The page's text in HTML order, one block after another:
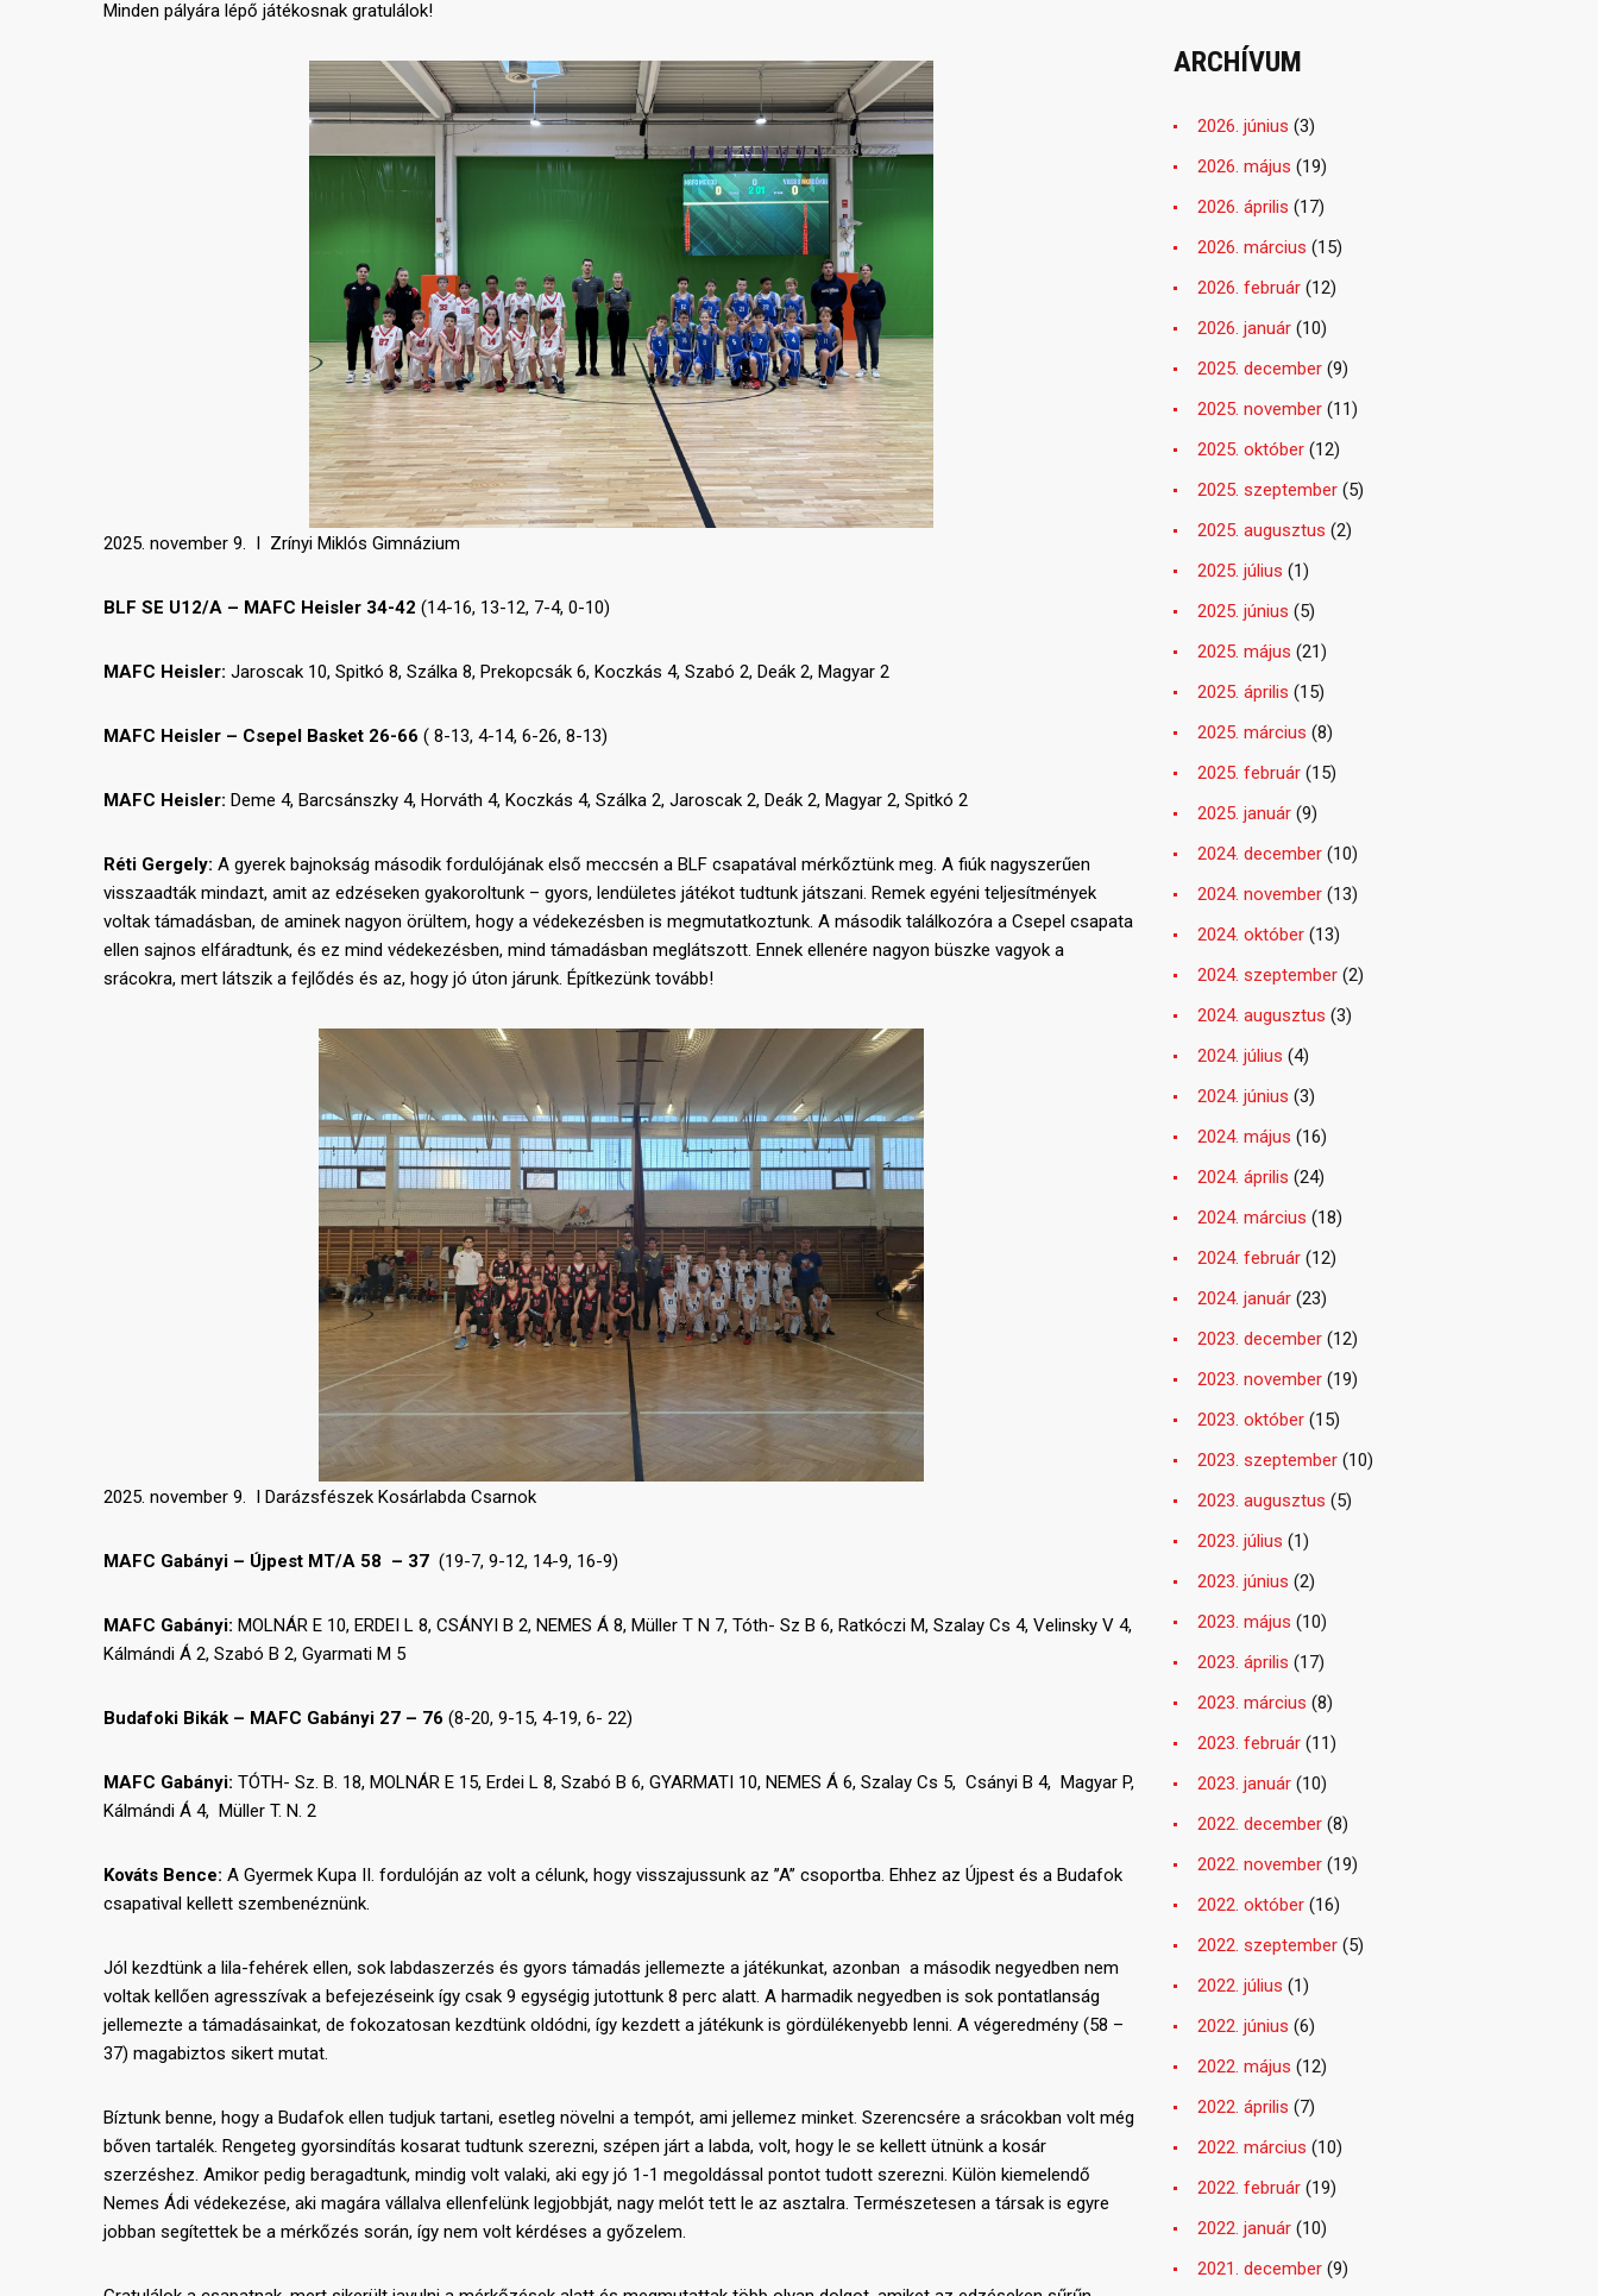
Minden pályára lépő játékosnak gratulálok!
2025. november 9. I Zrínyi Miklós Gimnázium
BLF SE U12/A – MAFC Heisler 34-42 (14-16, 13-12, 7-4, 0-10)
MAFC Heisler: Jaroscak 10, Spitkó 8, Szálka 8, Prekopcsák 6, Koczkás 4, Szabó 2, Deák 2, Magyar 2
MAFC Heisler – Csepel Basket 26-66 ( 8-13, 4-14, 6-26, 8-13)
MAFC Heisler: Deme 4, Barcsánszky 4, Horváth 4, Koczkás 4, Szálka 2, Jaroscak 2, Deák 2, Magyar 2, Spitkó 2
Réti Gergely: A gyerek bajnokság második fordulójának első meccsén a BLF csapatával mérkőztünk meg. A fiúk nagyszerűen
visszaadták mindazt, amit az edzéseken gyakoroltunk – gyors, lendületes játékot tudtunk játszani. Remek egyéni teljesítmények
voltak támadásban, de aminek nagyon örültem, hogy a védekezésben is megmutatkoztunk. A második találkozóra a Csepel csapata
ellen sajnos elfáradtunk, és ez mind védekezésben, mind támadásban meglátszott. Ennek ellenére nagyon büszke vagyok a
srácokra, mert látszik a fejlődés és az, hogy jó úton járunk. Építkezünk tovább!
2025. november 9. I Darázsfészek Kosárlabda Csarnok
MAFC Gabányi – Újpest MT/A 58 – 37 (19-7, 9-12, 14-9, 16-9)
MAFC Gabányi: MOLNÁR E 10, ERDEI L 8, CSÁNYI B 2, NEMES Á 8, Müller T N 7, Tóth- Sz B 6, Ratkóczi M, Szalay Cs 4, Velinsky V 4,
Kálmándi Á 2, Szabó B 2, Gyarmati M 5
Budafoki Bikák – MAFC Gabányi 27 – 76 (8-20, 9-15, 4-19, 6- 22)
MAFC Gabányi: TÓTH- Sz. B. 18, MOLNÁR E 15, Erdei L 8, Szabó B 6, GYARMATI 10, NEMES Á 6, Szalay Cs 5, Csányi B 4, Magyar P,
Kálmándi Á 4, Müller T. N. 2
Kováts Bence: A Gyermek Kupa II. fordulóján az volt a célunk, hogy visszajussunk az ’’A’’ csoportba. Ehhez az Újpest és a Budafok
csapatival kellett szembenéznünk.
Jól kezdtünk a lila-fehérek ellen, sok labdaszerzés és gyors támadás jellemezte a játékunkat, azonban a második negyedben nem
voltak kellően agresszívak a befejezéseink így csak 9 egységig jutottunk 8 perc alatt. A harmadik negyedben is sok pontatlanság
jellemezte a támadásainkat, de fokozatosan kezdtünk oldódni, így kezdett a játékunk is gördülékenyebb lenni. A végeredmény (58 –
37) magabiztos sikert mutat.
Bíztunk benne, hogy a Budafok ellen tudjuk tartani, esetleg növelni a tempót, ami jellemez minket. Szerencsére a srácokban volt még
bőven tartalék. Rengeteg gyorsindítás kosarat tudtunk szerezni, szépen járt a labda, volt, hogy le se kellett ütnünk a kosár
szerzéshez. Amikor pedig beragadtunk, mindig volt valaki, aki egy jó 1-1 megoldással pontot tudott szerezni. Külön kiemelendő
Nemes Ádi védekezése, aki magára vállalva ellenfelünk legjobbját, nagy melót tett le az asztalra. Természetesen a társak is egyre
jobban segítettek be a mérkőzés során, így nem volt kérdéses a győzelem.
ARCHÍVUM
2026. június (3)
2026. május (19)
2026. április (17)
2026. március (15)
2026. február (12)
2026. január (10)
2025. december (9)
2025. november (11)
2025. október (12)
2025. szeptember (5)
2025. augusztus (2)
2025. július (1)
2025. június (5)
2025. május (21)
2025. április (15)
2025. március (8)
2025. február (15)
2025. január (9)
2024. december (10)
2024. november (13)
2024. október (13)
2024. szeptember (2)
2024. augusztus (3)
2024. július (4)
2024. június (3)
2024. május (16)
2024. április (24)
2024. március (18)
2024. február (12)
2024. január (23)
2023. december (12)
2023. november (19)
2023. október (15)
2023. szeptember (10)
2023. augusztus (5)
2023. július (1)
2023. június (2)
2023. május (10)
2023. április (17)
2023. március (8)
2023. február (11)
2023. január (10)
2022. december (8)
2022. november (19)
2022. október (16)
2022. szeptember (5)
2022. július (1)
2022. június (6)
2022. május (12)
2022. április (7)
2022. március (10)
2022. február (19)
2022. január (10)
2021. december (9)